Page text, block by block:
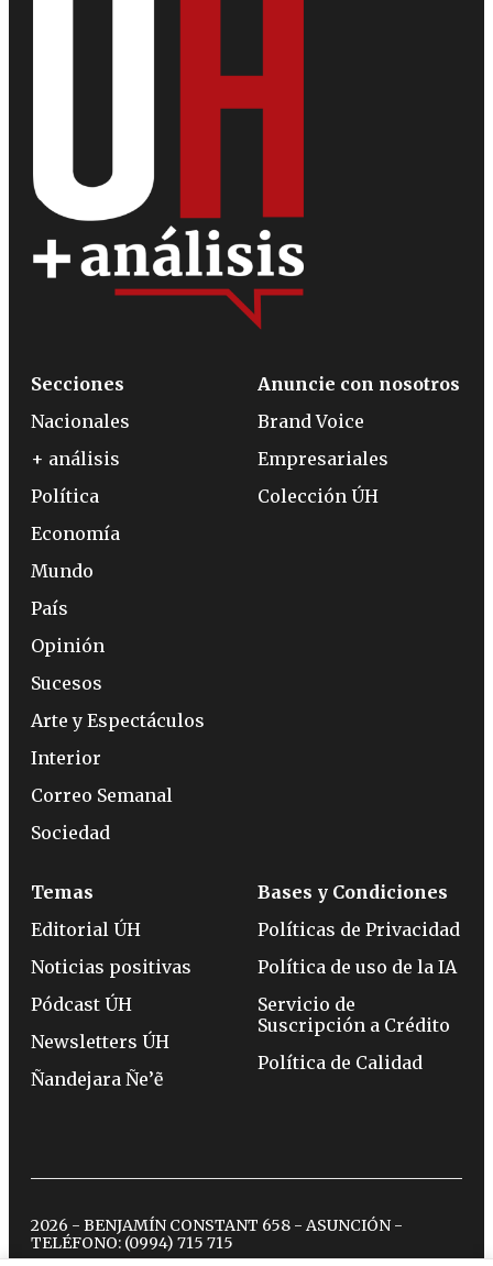
Secciones
Nacionales
+ análisis
Política
Economía
Mundo
País
Opinión
Sucesos
Arte y Espectáculos
Interior
Correo Semanal
Sociedad
Anuncie con nosotros
Brand Voice
Empresariales
Colección ÚH
Temas
Editorial ÚH
Noticias positivas
Pódcast ÚH
Newsletters ÚH
Ñandejara Ñe’ẽ
Bases y Condiciones
Políticas de Privacidad
Política de uso de la IA
Servicio de
Suscripción a Crédito
Política de Calidad
2026 - BENJAMÍN CONSTANT 658 - ASUNCIÓN -
TELÉFONO: (0994) 715 715